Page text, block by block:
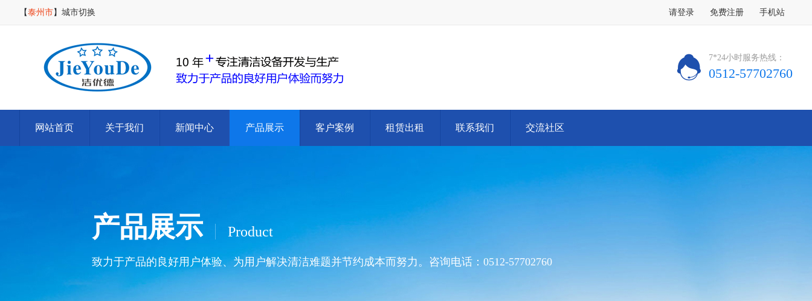
【泰州市】 城市切换 请登录 免费注册 手机站
7*24小时服务热线：
0512-57702760
网站首页 关于我们 新闻中心 产品展示 客户案例 租赁出租 联系我们 交流社区
产品展示 Product
致力于产品的良好用户体验、为用户解决清洁难题并节约成本而努力。咨询电话：0512-57702760